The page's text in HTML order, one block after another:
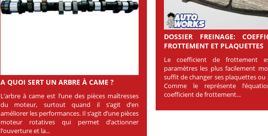
A QUOI SERT UN ARBRE À CAME ?
L’arbre à came est l’une des pièces maîtresses
du moteur, surtout quand il s’agit d’en
améliorer les performances. Il s’agit d’une pièces
moteur rotatives qui permet d’actionner
l’ouverture et la...
DOSSIER FREINAGE:
FROTTEMENT ET PLAQUETTES
Le coefficient de frottement
paramètres les plus facilement
suffit de changer ses plaquettes ou
Comme le représente
coefficient de frottement...